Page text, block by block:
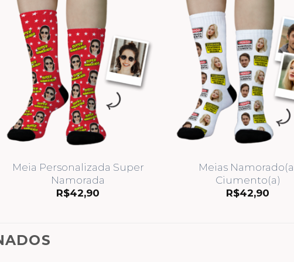
Meia Personalizada Super
Namorada
R$42,90
Meias
Ciumento(a)
R$42,90